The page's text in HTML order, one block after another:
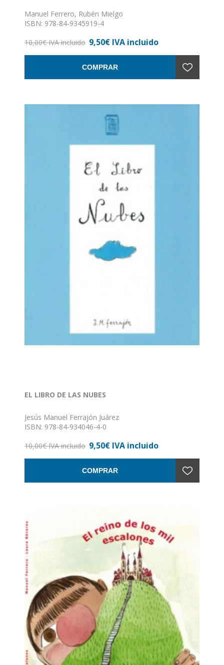
Manuel Ferrero, Rubén Mielgo
ISBN: 978-84-9345919-4
Nº de páginas: 32
10,00€ IVA incluido 9,50€ IVA incluido
COMPRAR
EL LIBRO DE LAS NUBES
Jesús Manuel Ferrajón Juárez
ISBN: 978-84-934046-4-0
Nº de páginas: 64
10,00€ IVA incluido 9,50€ IVA incluido
COMPRAR